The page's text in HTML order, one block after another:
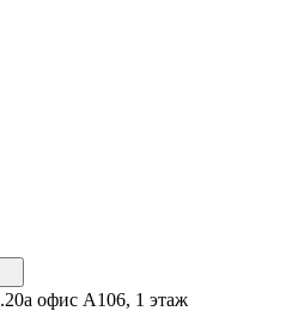
офис А106, 1 этаж